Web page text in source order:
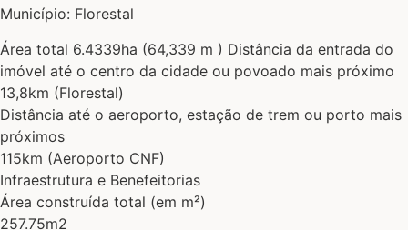
Município: Florestal
Área total 6.4339ha (64,339 m ) Distância da entrada do
imóvel até o centro da cidade ou povoado mais próximo
13,8km (Florestal)
Distância até o aeroporto, estação de trem ou porto mais
próximos
115km (Aeroporto CNF)
Infraestrutura e Benefeitorias
Área construída total (em m²)
257.75m2